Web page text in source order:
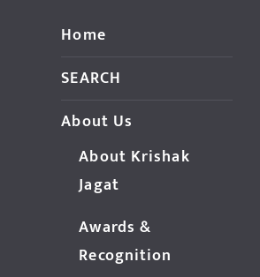
Home
SEARCH
About Us
About Krishak
Jagat
Awards &
Recognition